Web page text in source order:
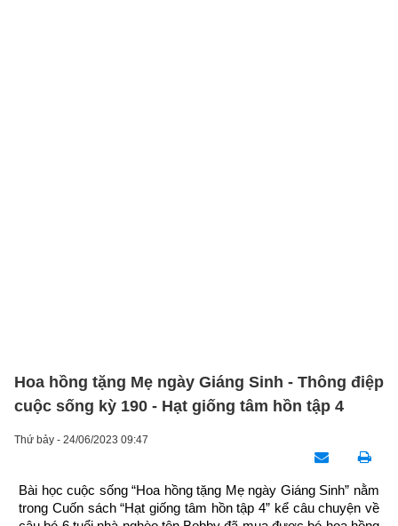
Hoa hồng tặng Mẹ ngày Giáng Sinh - Thông điệp
cuộc sống kỳ 190 - Hạt giống tâm hồn tập 4
Thứ bảy - 24/06/2023 09:47
Bài học cuộc sống “Hoa hồng tặng Mẹ ngày Giáng Sinh” nằm
trong Cuốn sách “Hạt giống tâm hồn tập 4” kể câu chuyện về